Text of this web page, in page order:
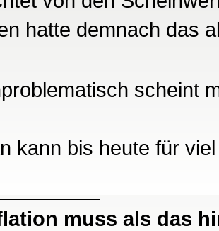
hatte demnach das
scheint
kann bis heute für
muss als das